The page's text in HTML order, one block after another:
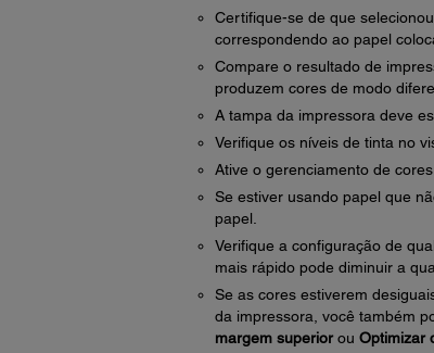
Certifique-se de que
correspondendo ao papel
Compare o resultado de
produzem cores de modo
A tampa da impressora deve
Verifique os níveis de tinta no
Ative o gerenciamento de
Se estiver usando papel que
papel.
Verifique a configuração de
mais rápido pode diminuir a
Se as cores estiverem
da impressora, você também
margem superiorou Optimizar